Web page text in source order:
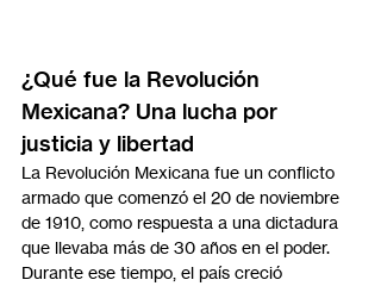
¿Qué fue la Revolución
Mexicana? Una lucha por
justicia y libertad
La Revolución Mexicana fue un conflicto
armado que comenzó el 20 de noviembre
de 1910, como respuesta a una dictadura
que llevaba más de 30 años en el poder.
Durante ese tiempo, el país creció